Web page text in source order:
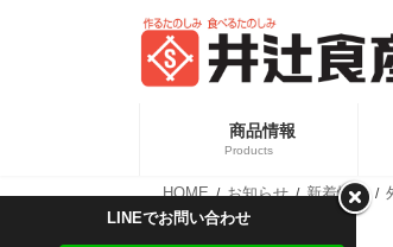
プ
動
商品情報
Products
新商品情報
HOME お知らせ 新着情報
LINEでお問い合わせ